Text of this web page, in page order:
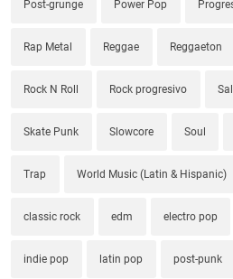
Post-grunge Power Pop
Rap Metal Reggae Reggaeton
Rock N Roll Rock progresivo
Skate Punk Slowcore Soul
Trap World Music (Latin & Hispanic)
classic rock edm electro pop
indie pop latin pop post-punk